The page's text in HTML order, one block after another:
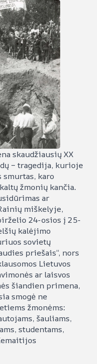
skaudžiausių XX
– tragedija, kurioje
karo
žmonių kančia.
ar
miškelyje,
24-osios į 25-
kalėjimo
sovietų
priešais“, nors
Lietuvos
ar laisvos
šiandien primena,
smogė ne
žmonėms:
šauliams,
studentams,